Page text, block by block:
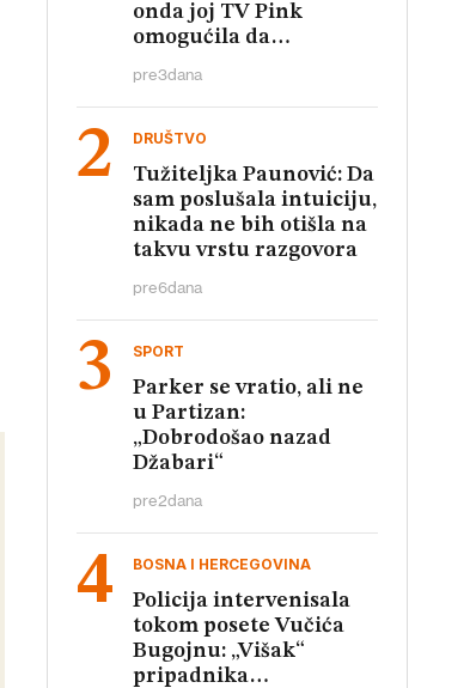
onda joj TV Pink
omogućila da
pre3dana
DRUŠTVO
Tužiteljka Paunović: Da
sam poslušala intuiciju,
nikada ne bih otišla na
takvu vrstu razgovora
pre6dana
SPORT
Parker se vratio, ali ne
u Partizan:
„Dobrodošao nazad
Džabari“
pre2dana
BOSNA I HERCEGOVINA
Policija intervenisala
tokom posete Vučića
Bugojnu: „Višak“
pripadnika